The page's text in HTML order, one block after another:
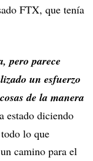
FTX, que tenía
pero parece
un esfuerzo
de la manera
estado diciendo
lo que
camino para el